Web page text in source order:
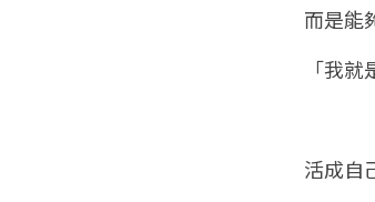
而是能
「我
活成自